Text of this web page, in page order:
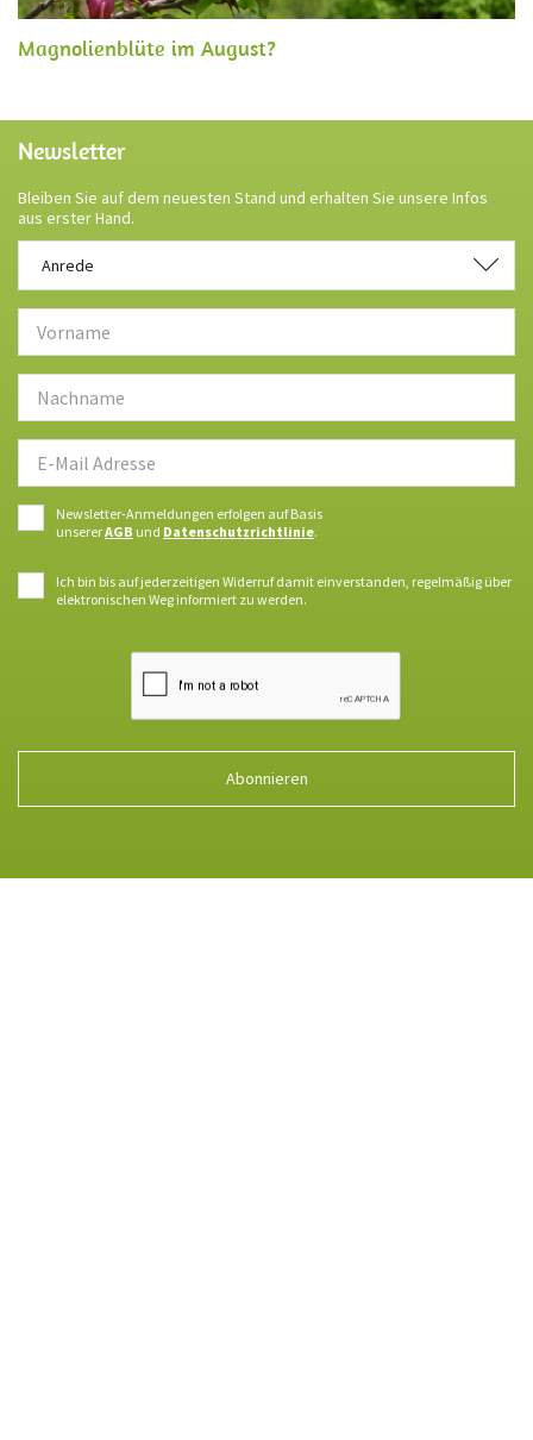
Magnolienblüte im August?
Newsletter
Bleiben Sie auf dem neuesten Stand und erhalten Sie unsere Infos
aus erster Hand.
Anrede
Anrede
Newsletter-Anmeldungen erfolgen auf Basis
unsererAGB und Datenschutzrichtlinie.
Ich bin bis auf jederzeitigen Widerruf damit einverstanden, regelmäßig über
elektronischen Weg informiert zu werden.
Abonnieren